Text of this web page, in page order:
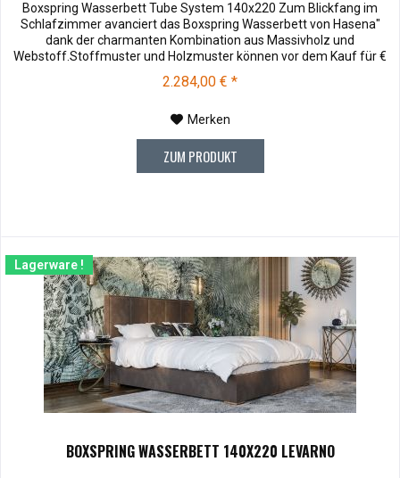
Boxspring Wasserbett Tube System 140x220 Zum Blickfang im
Schlafzimmer avanciert das Boxspring Wasserbett von Hasena"
dank der charmanten Kombination aus Massivholz und
Webstoff.Stoffmuster und Holzmuster können vor dem Kauf für €
3,00 zu Ihnen versendet werden. Bei Rücksendung werden Ihnen
die 3,00 € wieder vergütet. Die Muster können Sie unter Hasena
2.284,00 € *
Merken
ZUM PRODUKT
Lagerware !
BOXSPRING WASSERBETT 140X220 LEVARNO